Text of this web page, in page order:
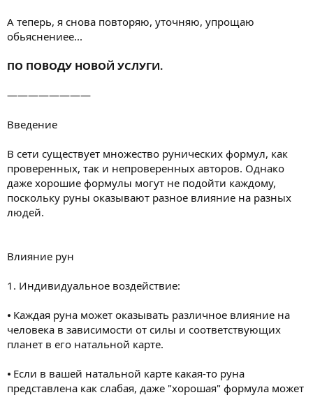
А теперь, я снова повторяю, уточняю, упрощаю
обьяснениее...
ПО ПОВОДУ НОВОЙ УСЛУГИ.
————————
Введение
В сети существует множество рунических формул, как
проверенных, так и непроверенных авторов. Однако
даже хорошие формулы могут не подойти каждому,
поскольку руны оказывают разное влияние на разных
людей.
Влияние рун
1. Индивидуальное воздействие:
⦁ Каждая руна может оказывать различное влияние на
человека в зависимости от силы и соответствующих
планет в его натальной карте.
⦁ Если в вашей натальной карте какая-то руна
представлена как слабая, даже "хорошая" формула может